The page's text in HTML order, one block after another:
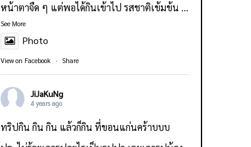
หน้าตาจืด ๆ แต่พอได้กินเข้าไป รสชาติเข้มข้น ...
See More
Photo
View on Facebook · Share
JiJaKuNg
4 years ago
ทริปกิน กิน กิน แล้วก็กิน ที่ขอนแก่นคร้าบบบ